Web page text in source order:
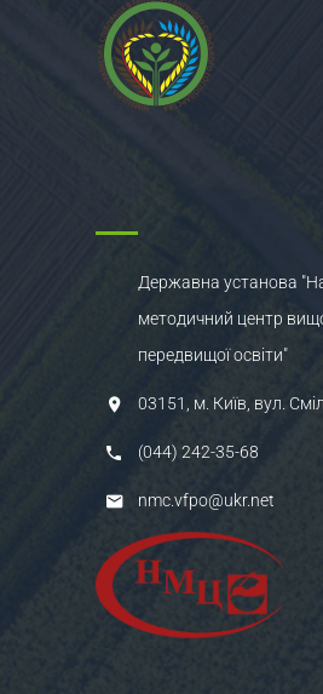
Державна установа
методичний центр
передвищої освіти"
03151, м. Київ, вул.
(044) 242-35-68
nmc.vfpo@ukr.net